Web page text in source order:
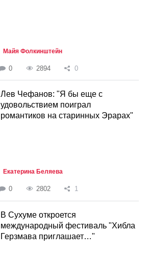
Майя Фолкинштейн
0 2894 0
Лев Чефанов: "Я бы еще с
удовольствием поиграл
романтиков на старинных Эрарах"
Екатерина Беляева
0 2802 1
В Сухуме откроется
международный фестиваль "Хибла
Герзмава приглашает…"